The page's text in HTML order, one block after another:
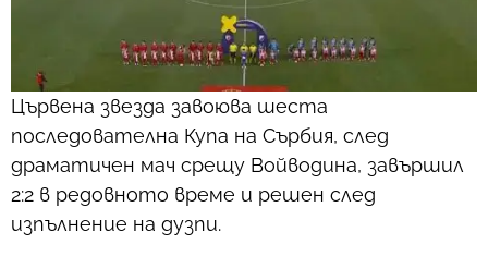
Цървена звезда завоюва шеста
последователна Купа на Сърбия, след
драматичен мач срещу Войводина, завършил
2:2 в редовното време и решен след
изпълнение на дузпи.